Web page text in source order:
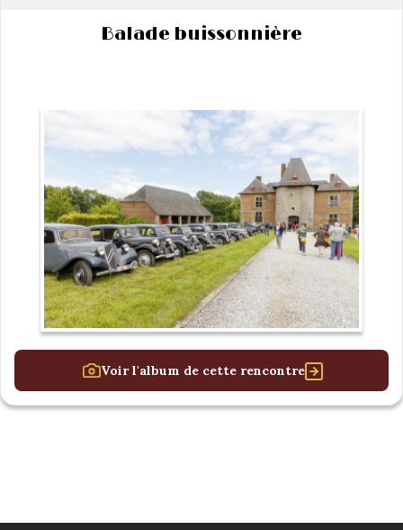
Balade buissonnière
Voir l'album de cette rencontre